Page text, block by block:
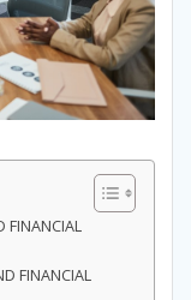
FINANCIAL
FINANCIAL